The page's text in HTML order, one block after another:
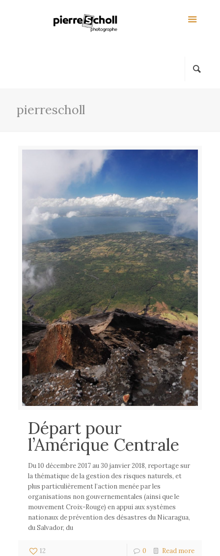
pierrescholl
Départ pour
l’Amérique Centrale
Du 10 décembre 2017 au 30 janvier 2018, reportage sur
la thématique de la gestion des risques naturels, et
plus particulièrement l’action menée par les
organisations non gouvernementales (ainsi que le
mouvement Croix-Rouge) en appui aux systèmes
nationaux de prévention des désastres du Nicaragua,
du Salvador, du
12 0 Read more